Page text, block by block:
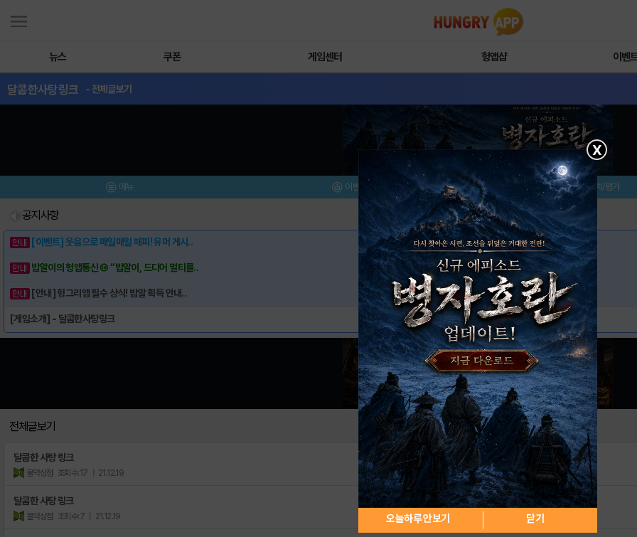
뉴스 쿠폰 게임센터 헝앱샵 이벤
달콤한사탕링크 - 전체글보기
메뉴 이벤트/미션 설치/평가
공지사항
[이벤트] 웃음으로 매일매일 해피! 유머 게시..
밥알이의 헝앱통신 ⑲ “밥알이, 드디어 멀티를..
[안내] 헝그리앱 필수 상식! 밥알 획득 안내..
[게임소개] - 달콤한사탕링크
전체글보기
달콤한 사탕 링크
물약상점 조회수:17 | 21.12.19
달콤한 사탕 링크
물약상점 조회수:7 | 21.12.19
X
오늘하루 안보기 닫기